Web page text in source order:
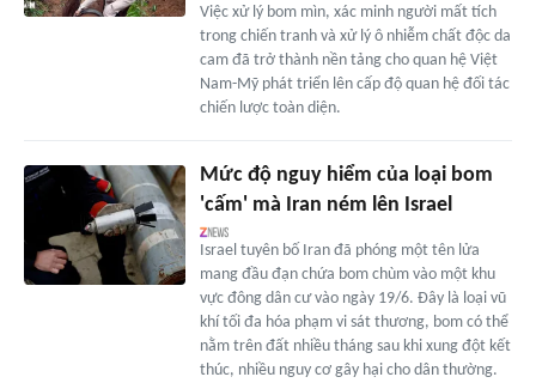
Việc xử lý bom mìn, xác minh người mất tích
trong chiến tranh và xử lý ô nhiễm chất độc da
cam đã trở thành nền tảng cho quan hệ Việt
Nam-Mỹ phát triển lên cấp độ quan hệ đối tác
chiến lược toàn diện.
Mức độ nguy hiểm của loại bom
'cấm' mà Iran ném lên Israel
Israel tuyên bố Iran đã phóng một tên lửa
mang đầu đạn chứa bom chùm vào một khu
vực đông dân cư vào ngày 19/6. Đây là loại vũ
khí tối đa hóa phạm vi sát thương, bom có thể
nằm trên đất nhiều tháng sau khi xung đột kết
thúc, nhiều nguy cơ gây hại cho dân thường.